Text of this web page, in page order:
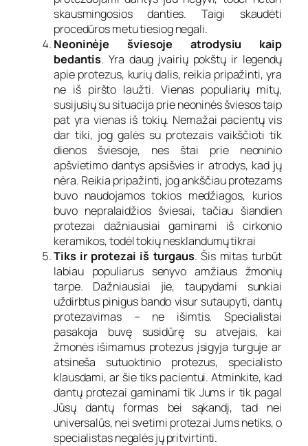
skausmingosios danties. Taigi skaudėti
procedūros metu tiesiog negali.
Neoninėje šviesoje atrodysiu kaip
bedantis. Yra daug įvairių pokštų ir legendų
apie protezus, kurių dalis, reikia pripažinti, yra
ne iš piršto laužti. Vienas populiarių mitų,
susijusių su situacija prie neoninės šviesos taip
pat yra vienas iš tokių. Nemažai pacientų vis
dar tiki, jog galės su protezais vaikščioti tik
dienos šviesoje, nes štai prie neoninio
apšvietimo dantys apsišvies ir atrodys, kad jų
nėra. Reikia pripažinti, jog ankščiau protezams
buvo naudojamos tokios medžiagos, kurios
buvo nepralaidžios šviesai, tačiau šiandien
protezai dažniausiai gaminami iš cirkonio
keramikos, todėl tokių nesklandumų tikrai
Tiks ir protezai iš turgaus. Šis mitas turbūt
labiau populiarus senyvo amžiaus žmonių
tarpe. Dažniausiai jie, taupydami sunkiai
uždirbtus pinigus bando visur sutaupyti, dantų
protezavimas – ne išimtis. Specialistai
pasakoja buvę susidūrę su atvejais, kai
žmonės išimamus protezus įsigyja turguje ar
atsineša sutuoktinio protezus, specialisto
klausdami, ar šie tiks pacientui. Atminkite, kad
dantų protezai gaminami tik Jums ir tik pagal
Jūsų dantų formas bei sąkandį, tad nei
universalūs, nei svetimi protezai Jums netiks, o
specialistas negalės jų pritvirtinti.